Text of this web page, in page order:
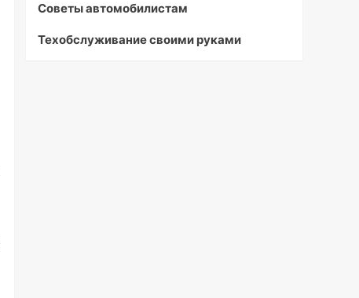
Советы автомобилистам
Техобслуживание своими руками